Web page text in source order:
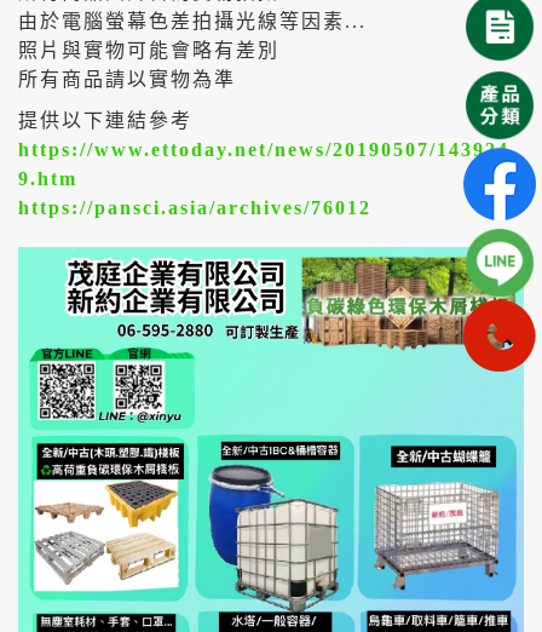
由於電腦螢幕色差拍攝光線等因素...
照片與實物可能會略有差別
所有商品請以實物為準
提供以下連結參考
https://www.ettoday.net/news/20190507/143924
9.htm
https://pansci.asia/archives/76012